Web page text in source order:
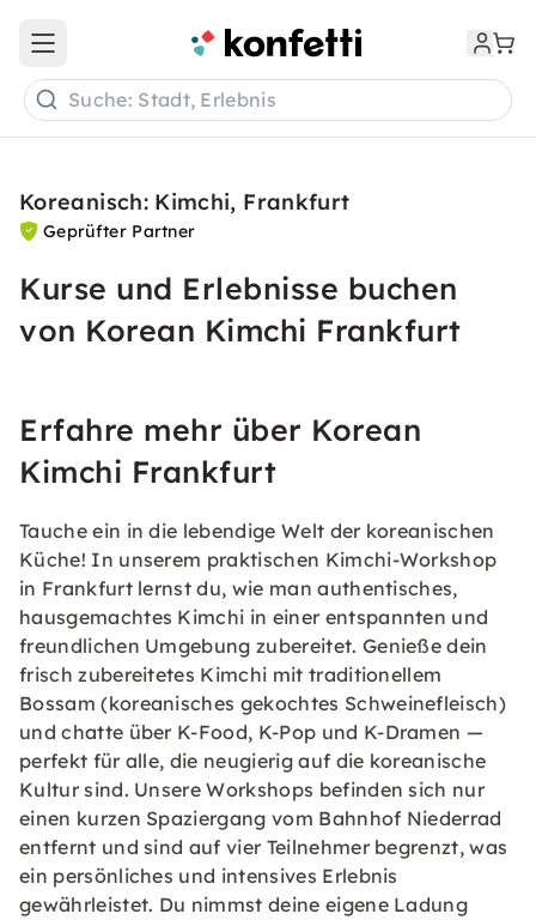
Open main menu
Suche: Stadt, Erlebnis
Koreanisch: Kimchi, Frankfurt
Geprüfter Partner
Kurse und Erlebnisse buchen
von Korean Kimchi Frankfurt
Erfahre mehr über Korean
Kimchi Frankfurt
Tauche ein in die lebendige Welt der koreanischen
Küche! In unserem praktischen Kimchi-Workshop
in Frankfurt lernst du, wie man authentisches,
hausgemachtes Kimchi in einer entspannten und
freundlichen Umgebung zubereitet. Genieße dein
frisch zubereitetes Kimchi mit traditionellem
Bossam (koreanisches gekochtes Schweinefleisch)
und chatte über K-Food, K-Pop und K-Dramen —
perfekt für alle, die neugierig auf die koreanische
Kultur sind. Unsere Workshops befinden sich nur
einen kurzen Spaziergang vom Bahnhof Niederrad
entfernt und sind auf vier Teilnehmer begrenzt, was
ein persönliches und intensives Erlebnis
gewährleistet. Du nimmst deine eigene Ladung